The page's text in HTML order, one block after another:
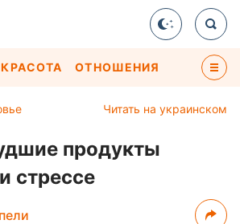
ОТНОШЕНИЯ
Читать на украинском
продукты
стрессе